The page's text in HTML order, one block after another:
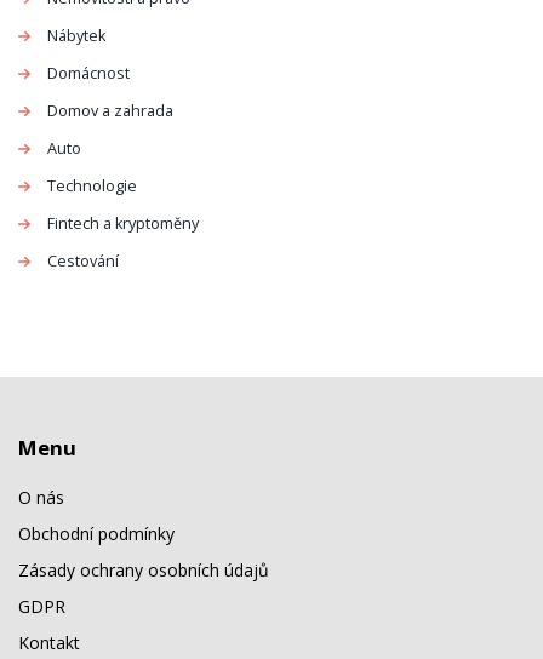
Nábytek
Domácnost
Domov a zahrada
Auto
Technologie
Fintech a kryptoměny
Cestování
Menu
O nás
Obchodní podmínky
Zásady ochrany osobních údajů
GDPR
Kontakt